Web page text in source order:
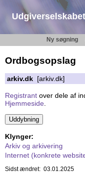
Ny søgning
Ordbogsopslag
arkiv.dk [arkiv.dk]
Registrant over dele af
Hjemmeside
Klynger:
Arkiv og arkivering
Internet (konkrete
Sidst ændret: 03.01.2025